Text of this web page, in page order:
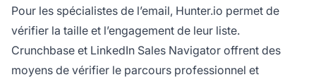
Pour les spécialistes de l’email, Hunter.io permet de
vérifier la taille et l’engagement de leur liste.
Crunchbase et LinkedIn Sales Navigator offrent des
moyens de vérifier le parcours professionnel et